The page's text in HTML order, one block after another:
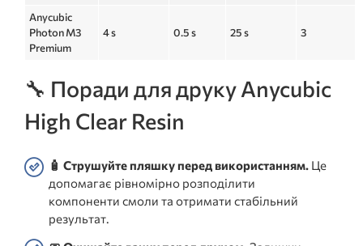
Anycubic
Photon M3
Premium
4 s 0.5 s 25 s 3
🔧 Поради для друку Anycubic
High Clear Resin
🧴 Струшуйте пляшку перед використанням. Це
допомагає рівномірно розподілити
компоненти смоли та отримати стабільний
результат.